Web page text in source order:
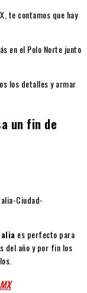
te contamos que hay
en el Polo Norte junto
los detalles y armar
un fin de
es perfecto para
del año y por fin los